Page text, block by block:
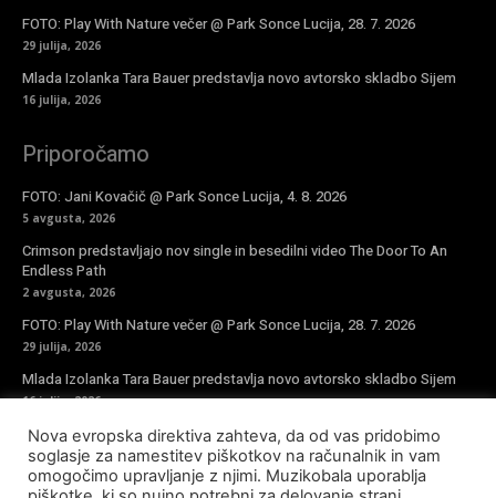
FOTO: Play With Nature večer @ Park Sonce Lucija, 28. 7. 2026
29 julija, 2026
Mlada Izolanka Tara Bauer predstavlja novo avtorsko skladbo Sijem
16 julija, 2026
Priporočamo
FOTO: Jani Kovačič @ Park Sonce Lucija, 4. 8. 2026
5 avgusta, 2026
Crimson predstavljajo nov single in besedilni video The Door To An
Endless Path
2 avgusta, 2026
FOTO: Play With Nature večer @ Park Sonce Lucija, 28. 7. 2026
29 julija, 2026
Mlada Izolanka Tara Bauer predstavlja novo avtorsko skladbo Sijem
16 julija, 2026
Vpiši se v novičke
Nova evropska direktiva zahteva, da od vas pridobimo
soglasje za namestitev piškotkov na računalnik in vam
omogočimo upravljanje z njimi. Muzikobala uporablja